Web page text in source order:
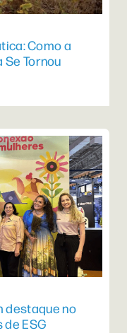
Como a
Tornou
destaque no
ESG